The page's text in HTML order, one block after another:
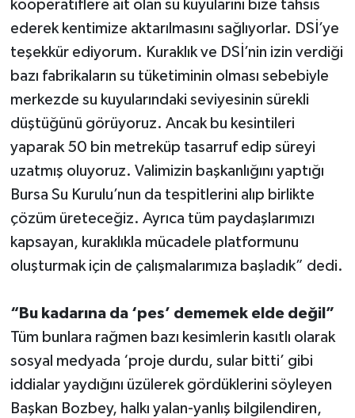
kooperatiflere ait olan su kuyularını bize tahsis
ederek kentimize aktarılmasını sağlıyorlar. DSİ’ye
teşekkür ediyorum. Kuraklık ve DSİ’nin izin verdiği
bazı fabrikaların su tüketiminin olması sebebiyle
merkezde su kuyularındaki seviyesinin sürekli
düştüğünü görüyoruz. Ancak bu kesintileri
yaparak 50 bin metreküp tasarruf edip süreyi
uzatmış oluyoruz. Valimizin başkanlığını yaptığı
Bursa Su Kurulu’nun da tespitlerini alıp birlikte
çözüm üreteceğiz. Ayrıca tüm paydaşlarımızı
kapsayan, kuraklıkla mücadele platformunu
oluşturmak için de çalışmalarımıza başladık” dedi.
“Bu kadarına da ‘pes’ dememek elde değil”
Tüm bunlara rağmen bazı kesimlerin kasıtlı olarak
sosyal medyada ‘proje durdu, sular bitti’ gibi
iddialar yaydığını üzülerek gördüklerini söyleyen
Başkan Bozbey, halkı yalan-yanlış bilgilendiren,